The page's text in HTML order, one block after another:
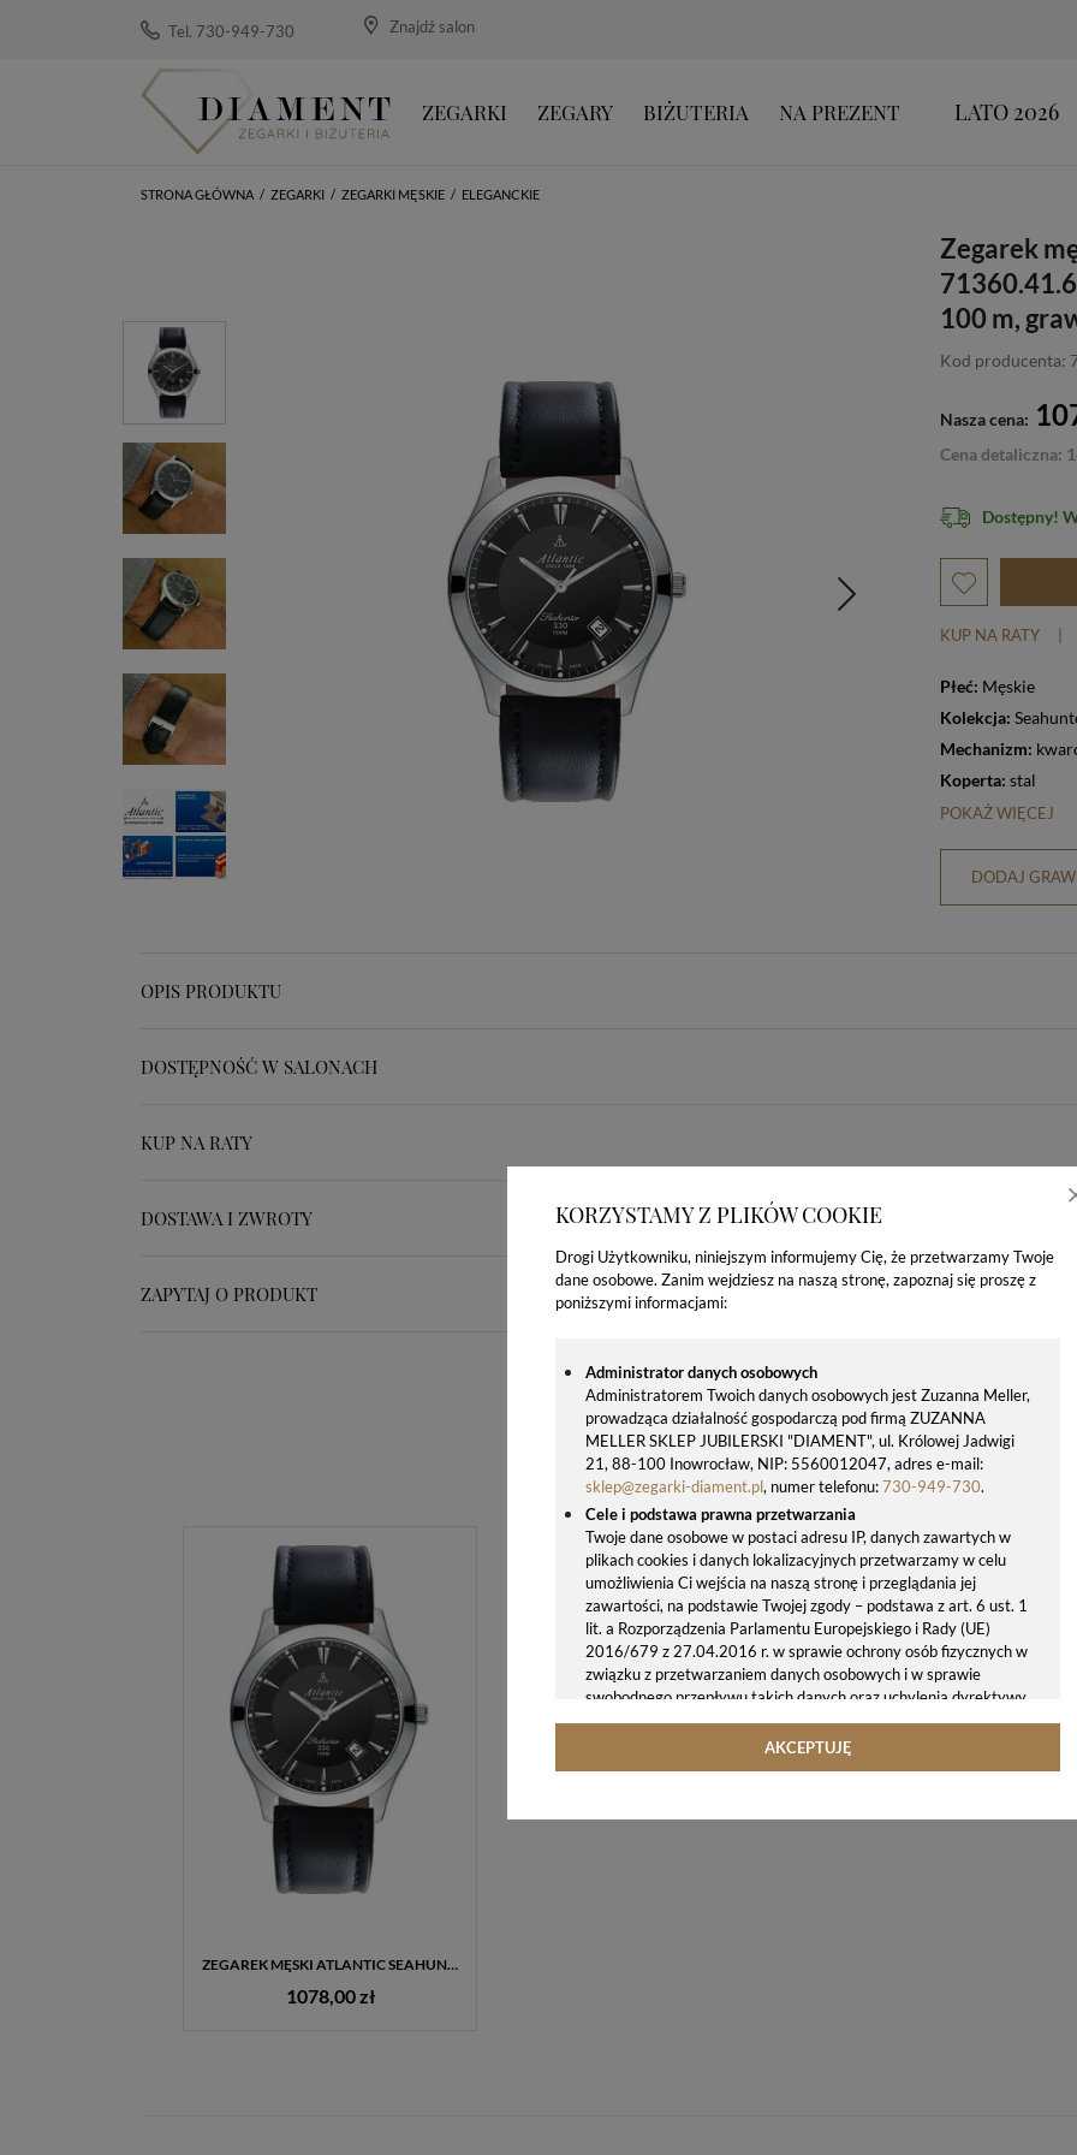
KORZYSTAMY Z PLIKÓW COOKIE
Drogi Użytkowniku, niniejszym informujemy Cię, że przetwarzamy Twoje
dane osobowe. Zanim wejdziesz na naszą stronę, zapoznaj się proszę z
poniższymi informacjami:
Administrator danych osobowych
Administratorem Twoich danych osobowych jest Zuzanna Meller,
prowadząca działalność gospodarczą pod firmą ZUZANNA
MELLER SKLEP JUBILERSKI "DIAMENT", ul. Królowej Jadwigi
21, 88-100 Inowrocław, NIP: 5560012047, adres e-mail:
sklep@zegarki-diament.pl, numer telefonu:730-949-730.
Cele i podstawa prawna przetwarzania
Twoje dane osobowe w postaci adresu IP, danych zawartych w
plikach cookies i danych lokalizacyjnych przetwarzamy w celu
umożliwienia Ci wejścia na naszą stronę i przeglądania jej
zawartości, na podstawie Twojej zgody – podstawa z art. 6 ust. 1
lit. a Rozporządzenia Parlamentu Europejskiego i Rady (UE)
2016/679 z 27.04.2016 r. w sprawie ochrony osób fizycznych w
związku z przetwarzaniem danych osobowych i w sprawie
swobodnego przepływu takich danych oraz uchylenia dyrektywy
95/46/WE (ogólne rozporządzenie o ochronie danych, tj. RODO).
Twoje dane osobowe możemy udostępniać hostingodawcy. Takie
zgodnie z naszymi poleceniami. Przekazujemy Twoje dane poza
AKCEPTUJĘ
Tel. 730-949-730 Znajdź salon
ZEGARKI ZEGARY BIŻUTERIA NA PREZENT LATO 2026
STRONA GŁÓWNA / ZEGARKI / ZEGARKI MĘSKIE / ELEGANCKIE
Zegarek
100 m,
Kod producenta:
Nasza cena:
Cena detaliczna:
Dostępny!
KUP NA RATY
Płeć: Męskie
Kolekcja:
Mechanizm:
Koperta: stal
POKAŻ WIĘCEJ
DODAJ
OPIS PRODUKTU
DOSTĘPNOŚĆ W SALONACH
KUP NA RATY
DOSTAWA I ZWROTY
ZAPYTAJ O PRODUKT
OSTATNIO OGLĄDANE PRODUKTY
ZEGAREK MĘSKI ATLANTIC SEAHUNTER 71360.41.61 – SZWAJCARSKI, SZAFIROWE SZKŁO, 100 M, GRAWER GRATIS
1078,00 zł